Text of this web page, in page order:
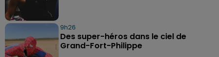
9h26
Des super-héros dans le ciel de
Grand-Fort-Philippe